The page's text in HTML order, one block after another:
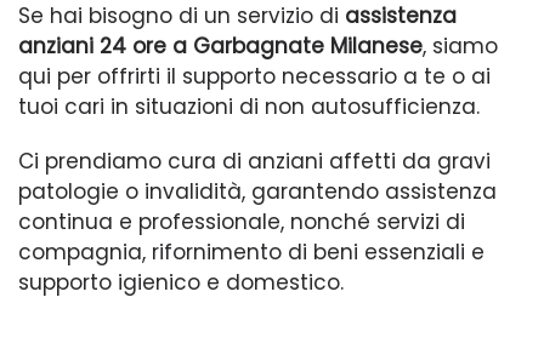
Se hai bisogno di un servizio di assistenza
anziani 24 ore a Garbagnate Milanese, siamo
qui per offrirti il supporto necessario a te o ai
tuoi cari in situazioni di non autosufficienza.
Ci prendiamo cura di anziani affetti da gravi
patologie o invalidità, garantendo assistenza
continua e professionale, nonché servizi di
compagnia, rifornimento di beni essenziali e
supporto igienico e domestico.